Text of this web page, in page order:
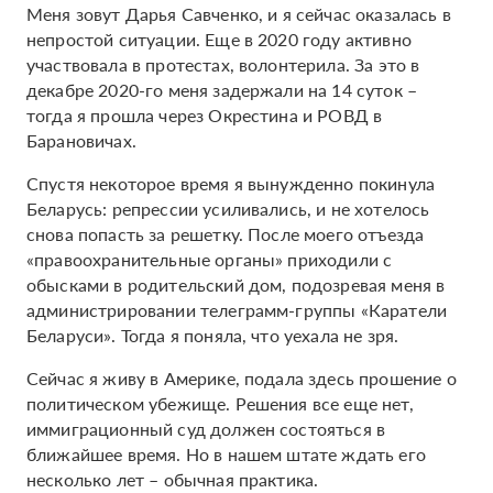
Меня зовут Дарья Савченко, и я сейчас оказалась в
непростой ситуации. Еще в 2020 году активно
участвовала в протестах, волонтерила. За это в
декабре 2020-го меня задержали на 14 суток –
тогда я прошла через Окрестина и РОВД в
Барановичах.
Спустя некоторое время я вынужденно покинула
Беларусь: репрессии усиливались, и не хотелось
снова попасть за решетку. После моего отъезда
«правоохранительные органы» приходили с
обысками в родительский дом, подозревая меня в
администрировании телеграмм-группы «Каратели
Беларуси». Тогда я поняла, что уехала не зря.
Сейчас я живу в Америке, подала здесь прошение о
политическом убежище. Решения все еще нет,
иммиграционный суд должен состояться в
ближайшее время. Но в нашем штате ждать его
несколько лет – обычная практика.